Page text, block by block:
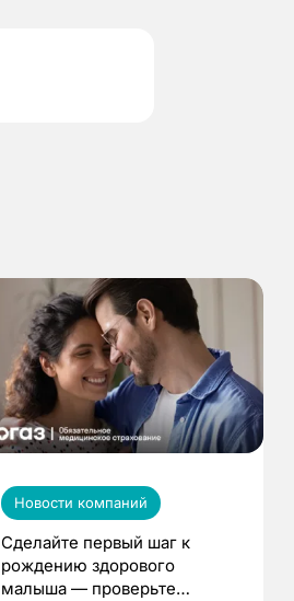
Новости компаний
Сделайте первый шаг к
рождению здорового
малыша — проверьте